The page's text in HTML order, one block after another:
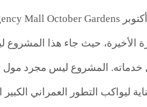
الأخيرة، حيث جاء هذا
خدماته. المشروع ليس مجرد
ليواكب التطور العمراني